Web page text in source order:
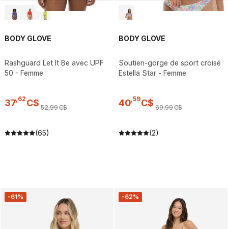
BODY GLOVE
Rashguard Let It Be avec UPF
50 - Femme
37 62 C$ 52,99C$
(65)
BODY GLOVE
Soutien-gorge de sport croisé
Estella Star - Femme
40 59C$ 69,99C$
(2)
-61% -62%